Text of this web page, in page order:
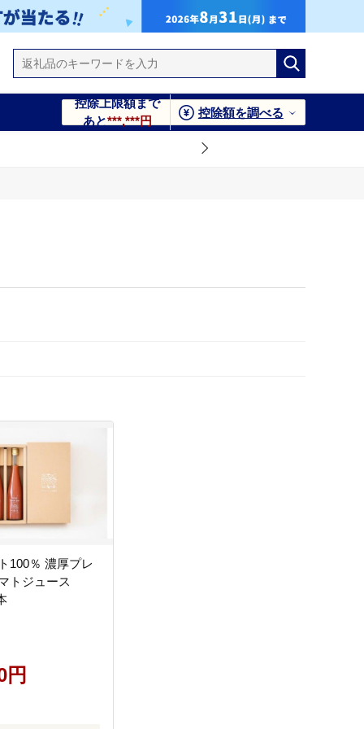
控除上限額まで
あと***,***円
控除額を調べる
100％ 濃厚プレ
トジュース
円